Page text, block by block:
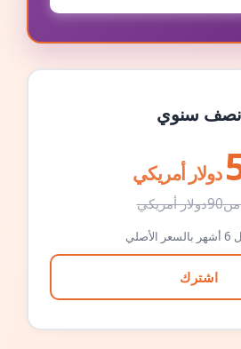
نصف سنوي
دولار أمريكي
من90دولار أمريكي
اشترك